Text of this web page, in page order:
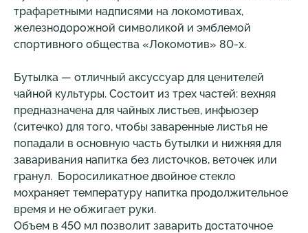
трафаретными надписями на локомотивах,
железнодорожной символикой и эмблемой
спортивного общества «Локомотив» 80-х.
Бутылка — отличный аксуссуар для ценителей
чайной культуры. Состоит из трех частей: вехняя
предназначена для чайных листьев, инфьюзер
(ситечко) для того, чтобы заваренные листья не
попадали в основную часть бутылки и нижняя для
заваривания напитка без листочков, веточек или
гранул. Боросиликатное двойное стекло
мохраняет температуру напитка продолжительное
время и не обжигает руки.
Объем в 450 мл позволит заварить достаточное